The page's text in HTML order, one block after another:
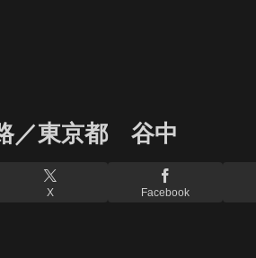
／東京都 谷中
X Facebook